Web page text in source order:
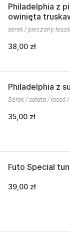
Philadelphia z
owinięta
serek / pieczony
38,00 zł
Philadelphia z
Serek / sałata / łosoś
35,00 zł
Futo Special
39,00 zł